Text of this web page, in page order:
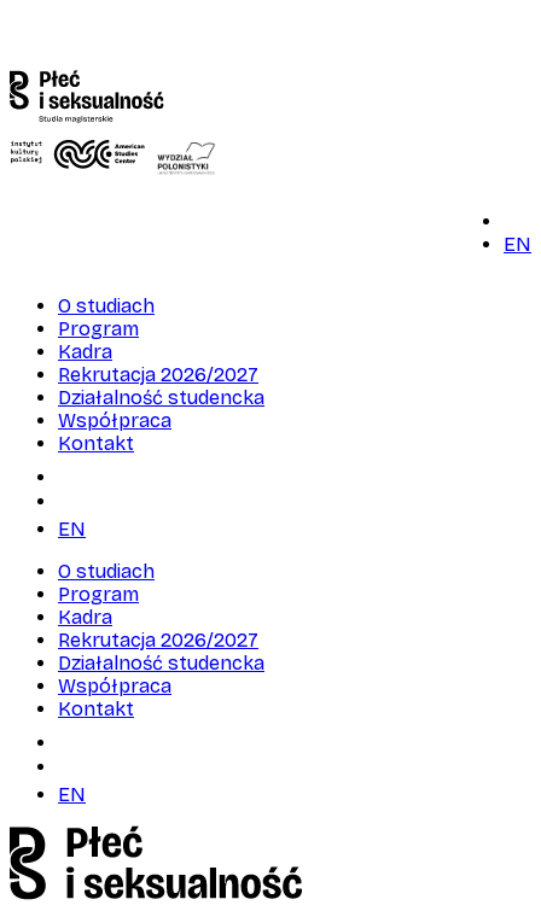
EN
O studiach
Program
Kadra
Rekrutacja 2026/2027
Działalność studencka
Współpraca
Kontakt
EN
O studiach
Program
Kadra
Rekrutacja 2026/2027
Działalność studencka
Współpraca
Kontakt
EN